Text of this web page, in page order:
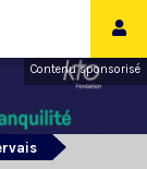
Contenu sponsorisé